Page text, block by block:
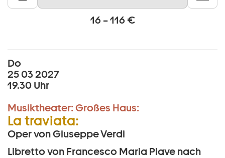
16 – 116 €
Do
25 03 2027
19.30 Uhr
Musiktheater: Großes Haus:
La traviata:
Oper von Giuseppe Verdi
Libretto von Francesco Maria Piave nach